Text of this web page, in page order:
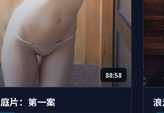
88:58
片：第一案